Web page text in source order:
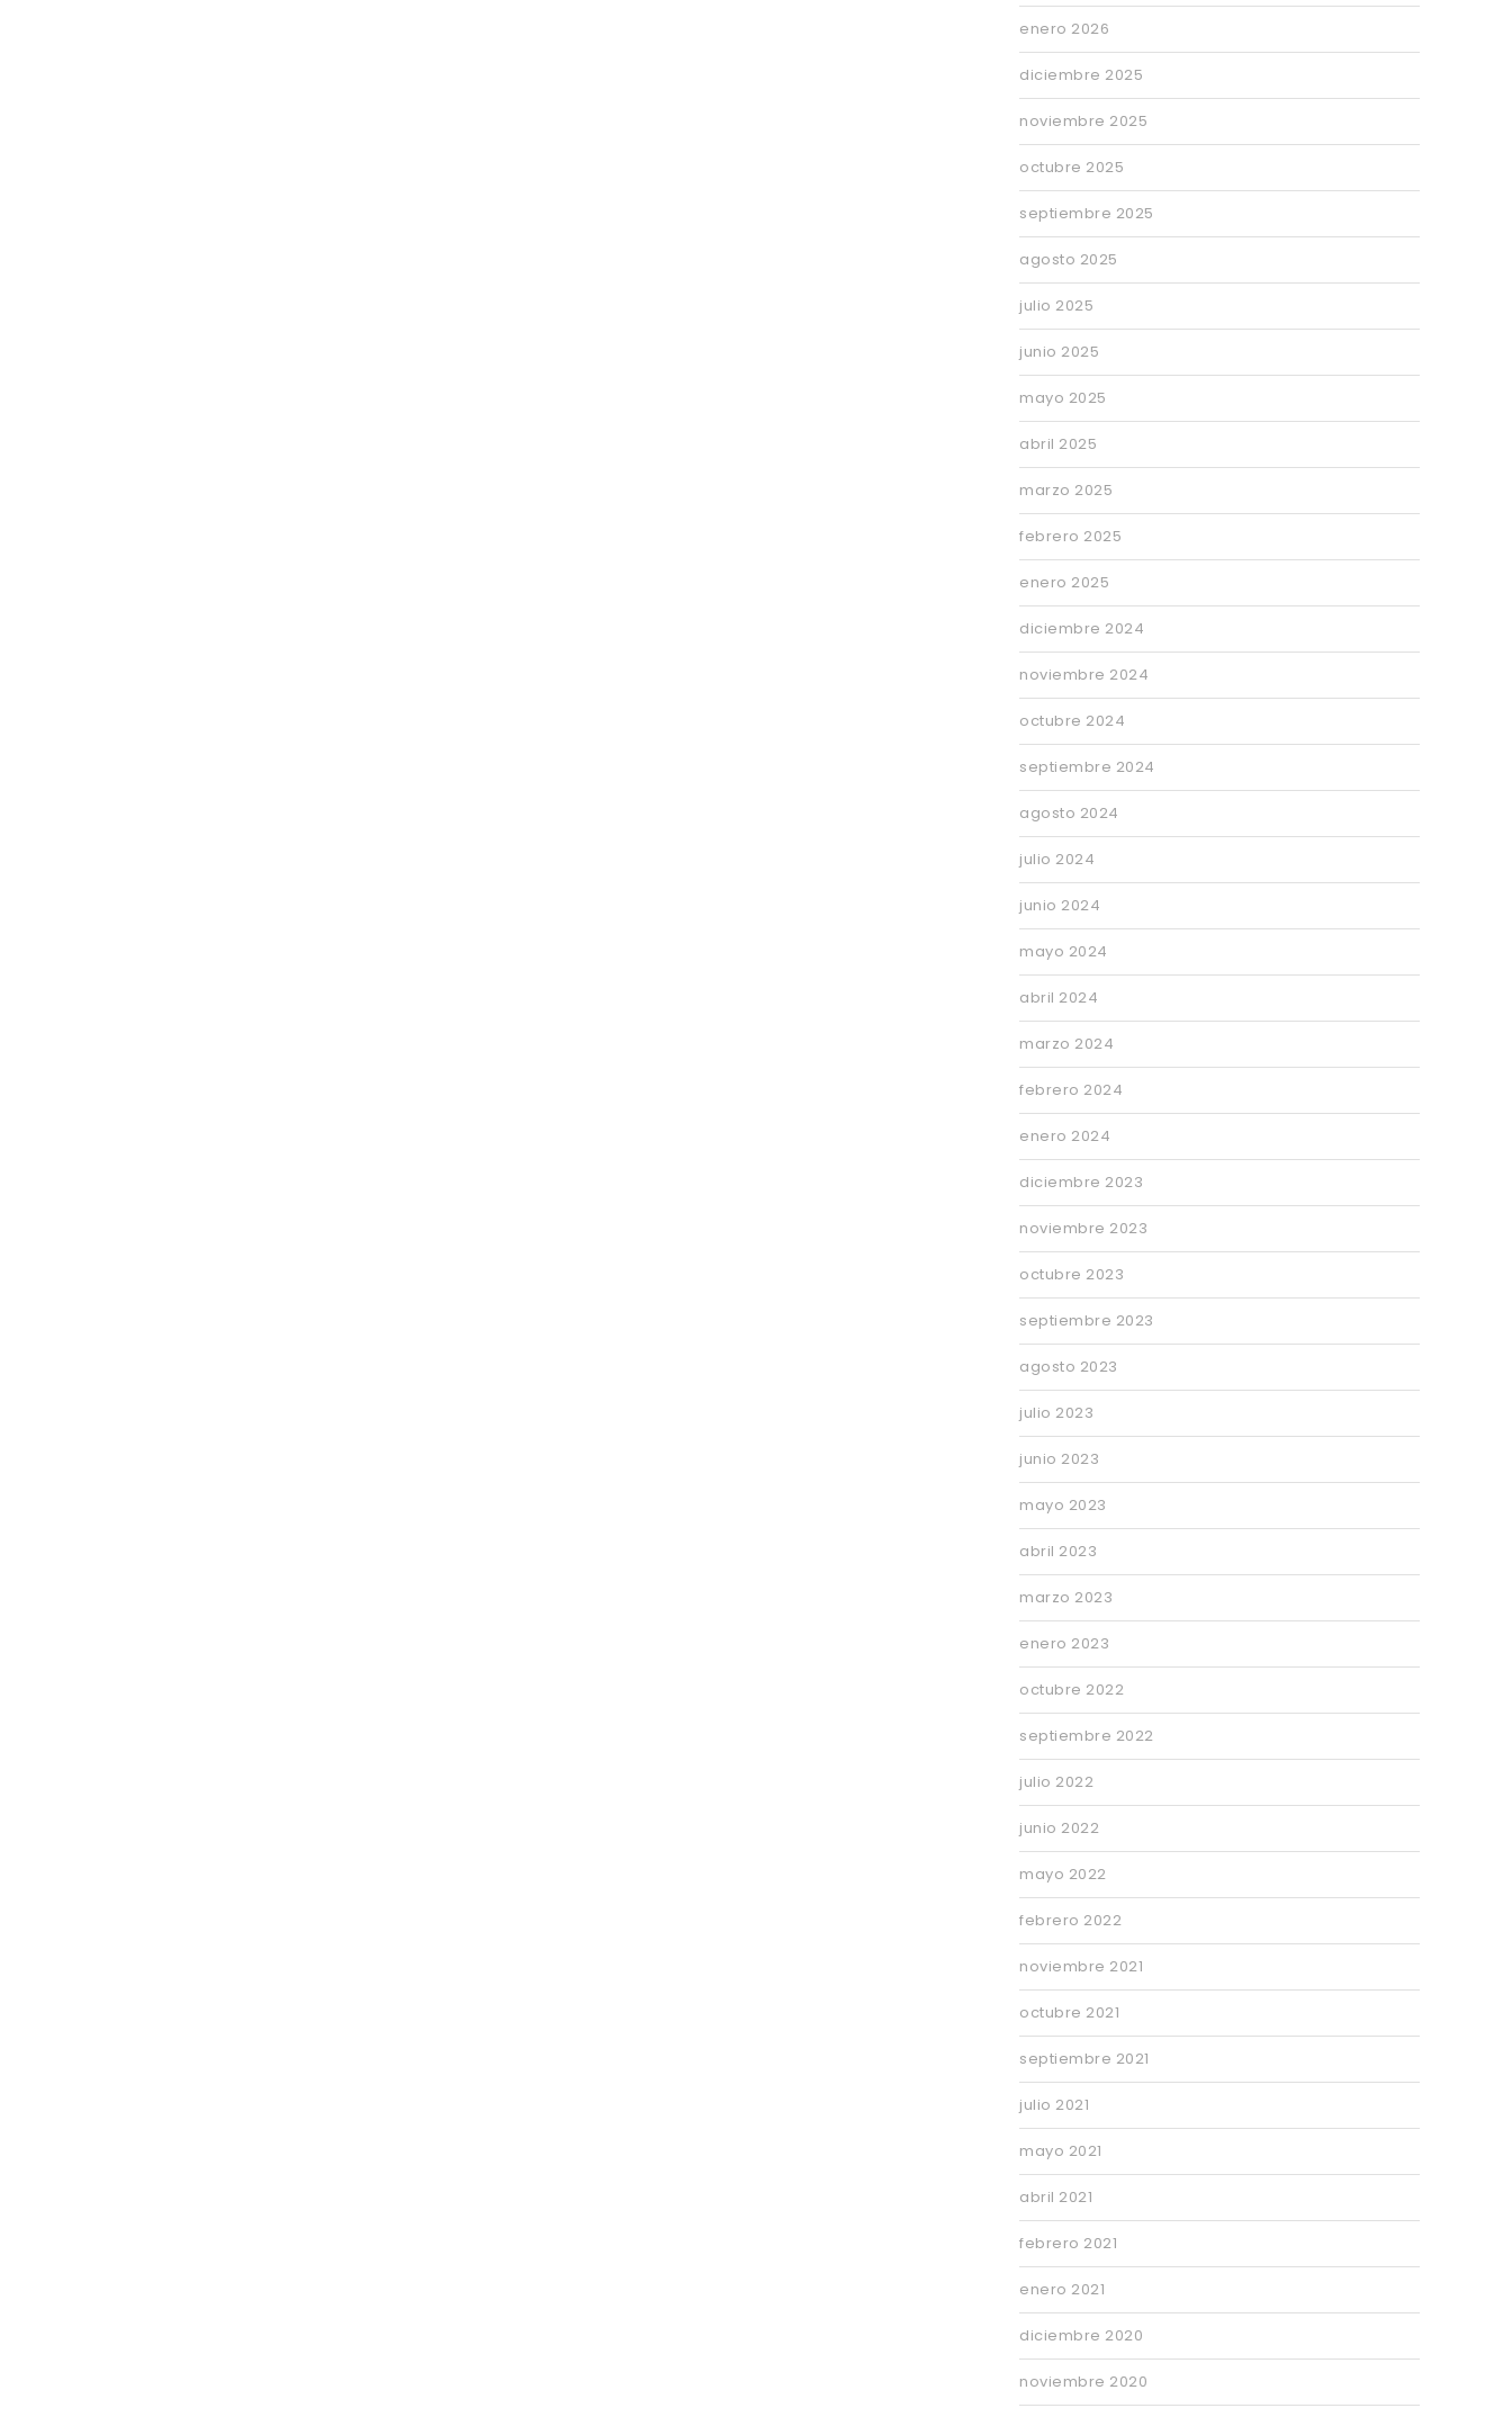
enero 2026
diciembre 2025
noviembre 2025
octubre 2025
septiembre 2025
agosto 2025
julio 2025
junio 2025
mayo 2025
abril 2025
marzo 2025
febrero 2025
enero 2025
diciembre 2024
noviembre 2024
octubre 2024
septiembre 2024
agosto 2024
julio 2024
junio 2024
mayo 2024
abril 2024
marzo 2024
febrero 2024
enero 2024
diciembre 2023
noviembre 2023
octubre 2023
septiembre 2023
agosto 2023
julio 2023
junio 2023
mayo 2023
abril 2023
marzo 2023
enero 2023
octubre 2022
septiembre 2022
julio 2022
junio 2022
mayo 2022
febrero 2022
noviembre 2021
octubre 2021
septiembre 2021
julio 2021
mayo 2021
abril 2021
febrero 2021
enero 2021
diciembre 2020
noviembre 2020